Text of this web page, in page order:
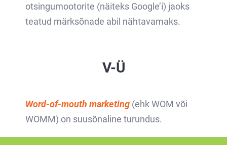
otsingumootorite (näiteks Google’i) jaoks
teatud märksõnade abil nähtavamaks.
V-Ü
Word-of-mouth marketing (ehk WOM või
WOMM) on suusõnaline turundus.